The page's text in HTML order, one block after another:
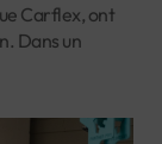
Carflex, ont
Dans un